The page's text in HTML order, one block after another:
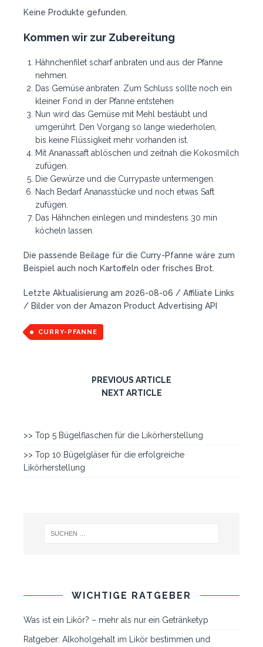
Keine Produkte gefunden.
Kommen wir zur Zubereitung
Hähnchenfilet scharf anbraten und aus der Pfanne
nehmen.
Das Gemüse anbraten. Zum Schluss sollte noch ein
kleiner Fond in der Pfanne entstehen
Nun wird das Gemüse mit Mehl bestäubt und
umgerührt. Den Vorgang so lange wiederholen,
bis keine Flüssigkeit mehr vorhanden ist.
Mit Ananassaft ablöschen und zeitnah die Kokosmilch
zufügen.
Die Gewürze und die Currypaste untermengen.
Nach Bedarf Ananasstücke und noch etwas Saft
zufügen.
Das Hähnchen einlegen und mindestens 30 min
köcheln lassen.
Die passende Beilage für die Curry-Pfanne wäre zum
Beispiel auch noch Kartoffeln oder frisches Brot.
Letzte Aktualisierung am 2026-08-06 / Affiliate Links
/ Bilder von der Amazon Product Advertising API
CURRY-PFANNE
PREVIOUS ARTICLE
NEXT ARTICLE
>> Top 5 Bügelflaschen für die Likörherstellung
>> Top 10 Bügelgläser für die erfolgreiche
Likörherstellung
WICHTIGE RATGEBER
Was ist ein Likör? – mehr als nur ein Getränketyp
Ratgeber: Alkoholgehalt im Likör bestimmen und